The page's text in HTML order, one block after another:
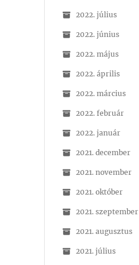
2022. július
2022. június
2022. május
2022. április
2022. március
2022. február
2022. január
2021. december
2021. november
2021. október
2021. szeptember
2021. augusztus
2021. július